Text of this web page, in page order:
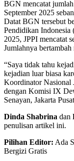
BGN mencatat
September 2025
Datat BGN tersebut
Pendidikan Indonesia
2025, JPPI mencatat
Jumlahnya
“Saya tidak tahu
kejadian luar biasa
Koordinator Nasional
dengan Komisi IX
Senayan, Jakarta
Dinda Shabrina dan
penulisan artikel ini.
Pilihan Editor: Ada
Bergizi Gratis